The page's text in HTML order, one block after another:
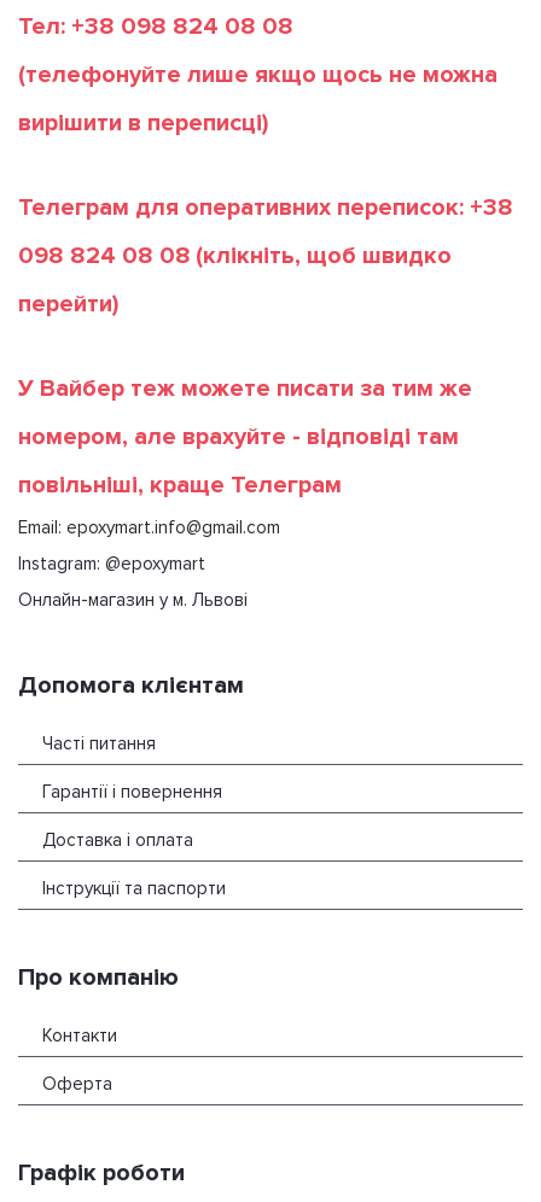
Тел: +38 098 824 08 08
(телефонуйте лише якщо щось не можна
вирішити в переписці)
Телеграм для оперативних переписок: +38
098 824 08 08 (клікніть, щоб швидко
перейти)
У Вайбер теж можете писати за тим же
номером, але врахуйте - відповіді там
повільніші, краще Телеграм
Email: epoxymart.info@gmail.com
Instagram: @epoxymart
Онлайн-магазин у м. Львові
Допомога клієнтам
Часті питання
Гарантії і повернення
Доставка і оплата
Інструкції та паспорти
Про компанію
Контакти
Оферта
Графік роботи